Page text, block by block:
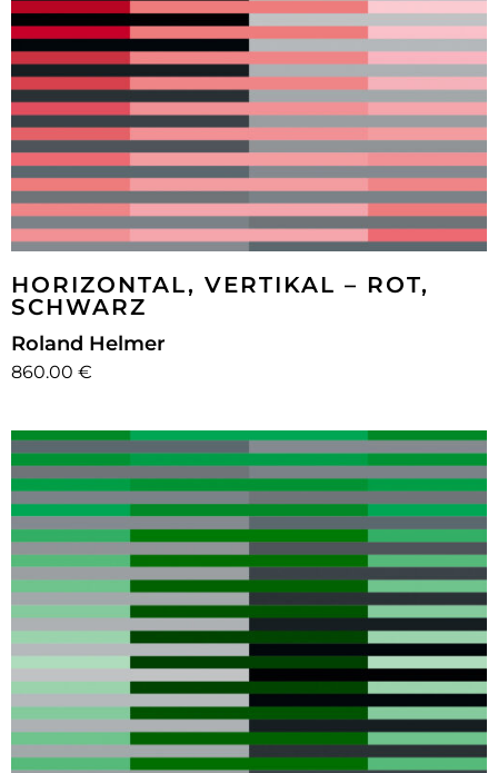
HORIZONTAL, VERTIKAL – ROT,
SCHWARZ
Roland Helmer
860.00 €